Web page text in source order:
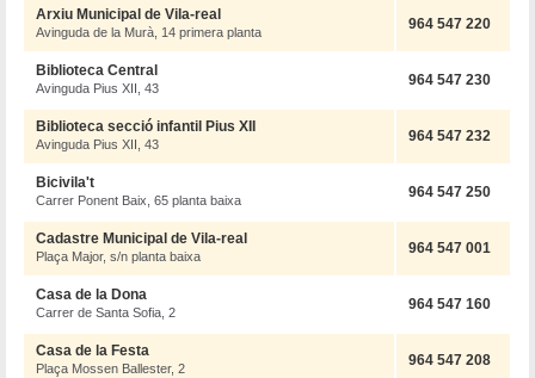
Arxiu Municipal de Vila-real
Avinguda de la Murà, 14 primera planta 964 547 220
Biblioteca Central
Avinguda Pius XII, 43 964 547 230
Biblioteca secció infantil Pius XII
Avinguda Pius XII, 43 964 547 232
Bicivila't
Carrer Ponent Baix, 65 planta baixa 964 547 250
Cadastre Municipal de Vila-real
Plaça Major, s/n planta baixa 964 547 001
Casa de la Dona
Carrer de Santa Sofia, 2 964 547 160
Casa de la Festa
Plaça Mossen Ballester, 2 964 547 208